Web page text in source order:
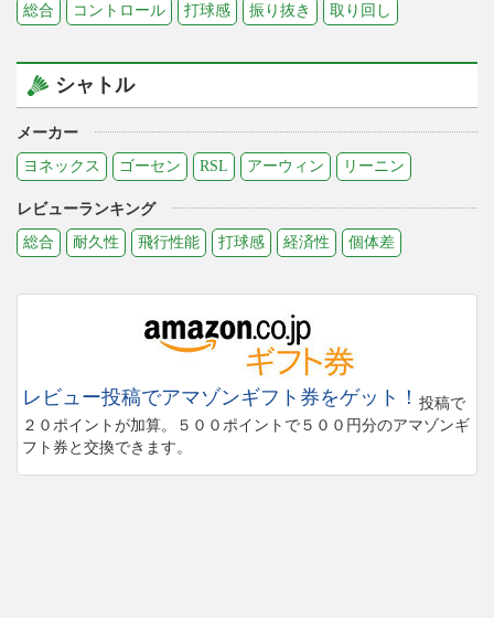
総合
コントロール 打球感 振り抜き 取り回し
シャトル
メーカー
ヨネックス
ゴーセン RSL アーウィン リーニン
レビューランキング
総合
耐久性 飛行性能 打球感 経済性 個体差
レビュー投稿でアマゾンギフト券をゲット！ 投稿で
２０ポイントが加算。５００ポイントで５００円分のアマゾンギ
フト券と交換できます。